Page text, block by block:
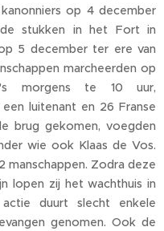
op 4 december
stukken in het Fort in
5 december ter ere van
marcheerden op
morgens te 10 uur,
luitenant en 26 Franse
brug gekomen, voegden
wie ook Klaas de Vos.
manschappen. Zodra deze
lopen zij het wachthuis in
duurt slecht enkele
genomen. Ook de